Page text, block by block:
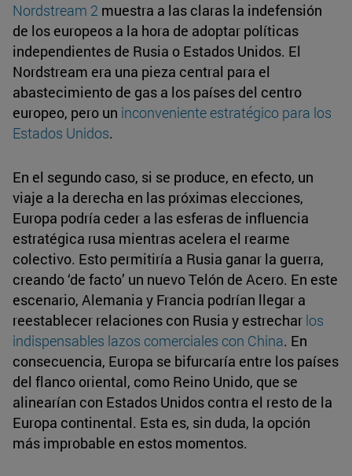
Nordstream 2 muestra a las claras la indefensión
de los europeos a la hora de adoptar políticas
independientes de Rusia o Estados Unidos. El
Nordstream era una pieza central para el
abastecimiento de gas a los países del centro
europeo, pero un inconveniente estratégico para los
Estados Unidos.
En el segundo caso, si se produce, en efecto, un
viaje a la derecha en las próximas elecciones,
Europa podría ceder a las esferas de influencia
estratégica rusa mientras acelera el rearme
colectivo. Esto permitiría a Rusia ganar la guerra,
creando ‘de facto’ un nuevo Telón de Acero. En este
escenario, Alemania y Francia podrían llegar a
reestablecer relaciones con Rusia y estrechar los
indispensables lazos comerciales con China. En
consecuencia, Europa se bifurcaría entre los países
del flanco oriental, como Reino Unido, que se
alinearían con Estados Unidos contra el resto de la
Europa continental. Esta es, sin duda, la opción
más improbable en estos momentos.